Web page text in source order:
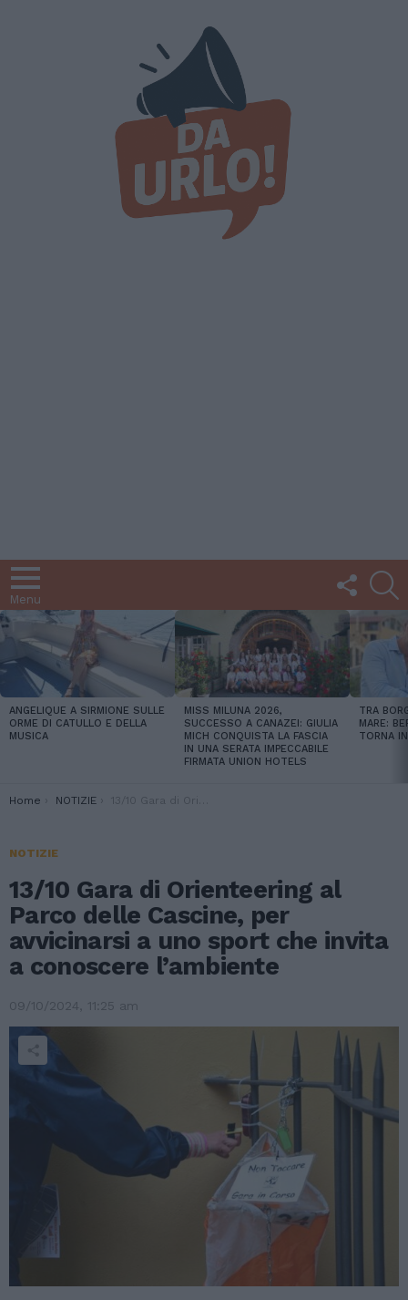
Menu
FOLLOW
US
LATEST
ANGELIQUE A SIRMIONE SULLE
ORME DI CATULLO E DELLA
MUSICA
MISS MILUNA 2026,
SUCCESSO A CANAZEI: GIULIA
MICH CONQUISTA LA FASCIA
IN UNA SERATA IMPECCABILE
FIRMATA UNION HOTELS
TRA
MARE:
TORNA
You are here:
Home NOTIZIE 13/10 Gara di Orienteering al Parco delle Cascine, per avvicinarsi a uno sport che invita a conoscere l’ambiente
NOTIZIE
13/10 Gara di Orienteering al
Parco delle Cascine, per
avvicinarsi a uno sport che invita
a conoscere l’ambiente
09/10/2024, 11:25 am